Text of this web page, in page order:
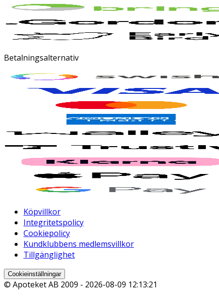
Betalningsalternativ
Köpvillkor
Integritetspolicy
Cookiepolicy
Kundklubbens medlemsvillkor
Tillgänglighet
Cookieinställningar
© Apoteket AB 2009 - 2026-08-09 12:13:21